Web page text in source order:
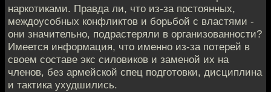
наркотиками. Правда ли, что из-за постоянных,
междоусобных конфликтов и борьбой с властями -
они значительно, подрастеряли в организованности?
Имеется информация, что именно из-за потерей в
своем составе экс силовиков и заменой их на
членов, без армейской спец подготовки, дисциплина
и тактика ухудшились.